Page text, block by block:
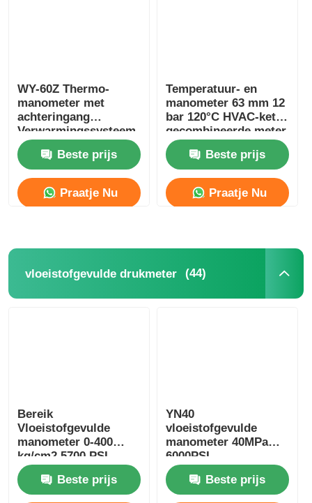
WY-60Z Thermo-
manometer met
achteringang
Verwarmingssysteem
Druk- en
temperatuurmeter
met dubbele schaal
OEMODM
Beste prijs
Praatje Nu
Temperatuur- en
manometer 63 mm 12
bar 120°C HVAC-ketel
gecombineerde meter
Beste prijs
Praatje Nu
vloeistofgevulde drukmeter (44)
Bereik
Vloeistofgevulde
manometer 0-400
kg/cm2 5700 PSI
hogedrukreiniger
voor industriële
reiniging
Beste prijs
YN40
vloeistofgevulde
manometer 40MPa
6000PSI
schokbestendig voor
industrieel gebruik
van hydraulische
Beste prijs